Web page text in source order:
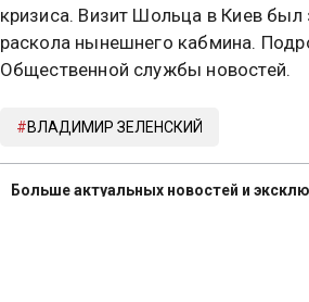
кризиса. Визит Шольца в Киев
раскола нынешнего кабмина.
Общественной службы новостей.
ВЛАДИМИР ЗЕЛЕНСКИЙ
Больше актуальных новостей и